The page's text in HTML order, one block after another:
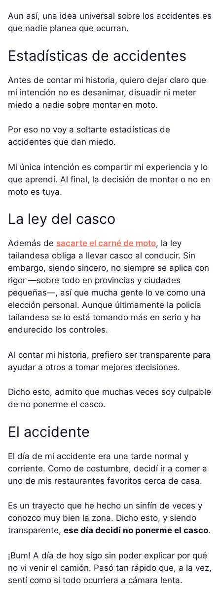
Aun así, una idea universal sobre los accidentes es
que nadie planea que ocurran.
Estadísticas de accidentes
Antes de contar mi historia, quiero dejar claro que
mi intención no es desanimar, disuadir ni meter
miedo a nadie sobre montar en moto.
Por eso no voy a soltarte estadísticas de
accidentes que dan miedo.
Mi única intención es compartir mi experiencia y lo
que aprendí. Al final, la decisión de montar o no en
moto es tuya.
La ley del casco
Además de sacarte el carné de moto, la ley
tailandesa obliga a llevar casco al conducir. Sin
embargo, siendo sincero, no siempre se aplica con
rigor —sobre todo en provincias y ciudades
pequeñas—, así que mucha gente lo ve como una
elección personal. Aunque últimamente la policía
tailandesa se lo está tomando más en serio y ha
endurecido los controles.
Al contar mi historia, prefiero ser transparente para
ayudar a otros a tomar mejores decisiones.
Dicho esto, admito que muchas veces soy culpable
de no ponerme el casco.
El accidente
El día de mi accidente era una tarde normal y
corriente. Como de costumbre, decidí ir a comer a
uno de mis restaurantes favoritos cerca de casa.
Es un trayecto que he hecho un sinfín de veces y
conozco muy bien la zona. Dicho esto, y siendo
transparente, ese día decidí no ponerme el casco.
¡Bum! A día de hoy sigo sin poder explicar por qué
no vi venir el camión. Pasó tan rápido que, a la vez,
sentí como si todo ocurriera a cámara lenta.